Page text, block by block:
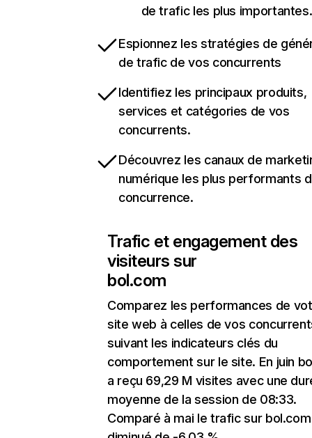
de trafic les plus importantes.
Espionnez les stratégies de
de trafic de vos concurrents
Identifiez les principaux produits,
services et catégories de vos
concurrents.
Découvrez les canaux de
numérique les plus performants
concurrence.
Trafic et engagement des
visiteurs sur
bol.com
Comparez les performances de
site web à celles de vos
suivant les indicateurs clés du
comportement sur le site. En juin
a reçu 69,29 M visites avec une
moyenne de la session de 08:33.
Comparé à mai le trafic sur